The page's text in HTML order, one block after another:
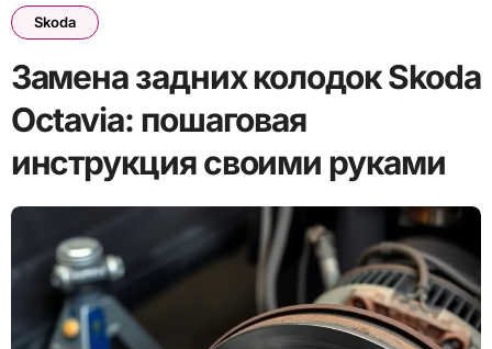
Skoda
Замена задних колодок Skoda
Octavia: пошаговая
инструкция своими руками